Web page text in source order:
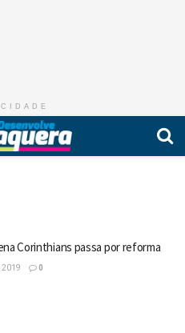
Corinthians passa por reforma
2019 0